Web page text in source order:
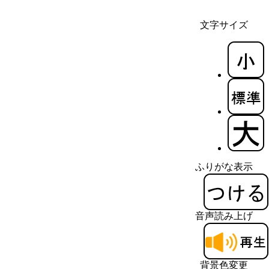
文字サイズ
ふりがな表示
音声読み上げ
背景色変更